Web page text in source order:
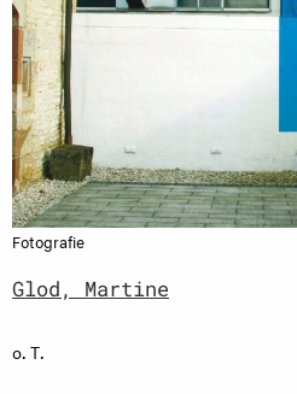
Fotografie
Glod, Martine
o. T.